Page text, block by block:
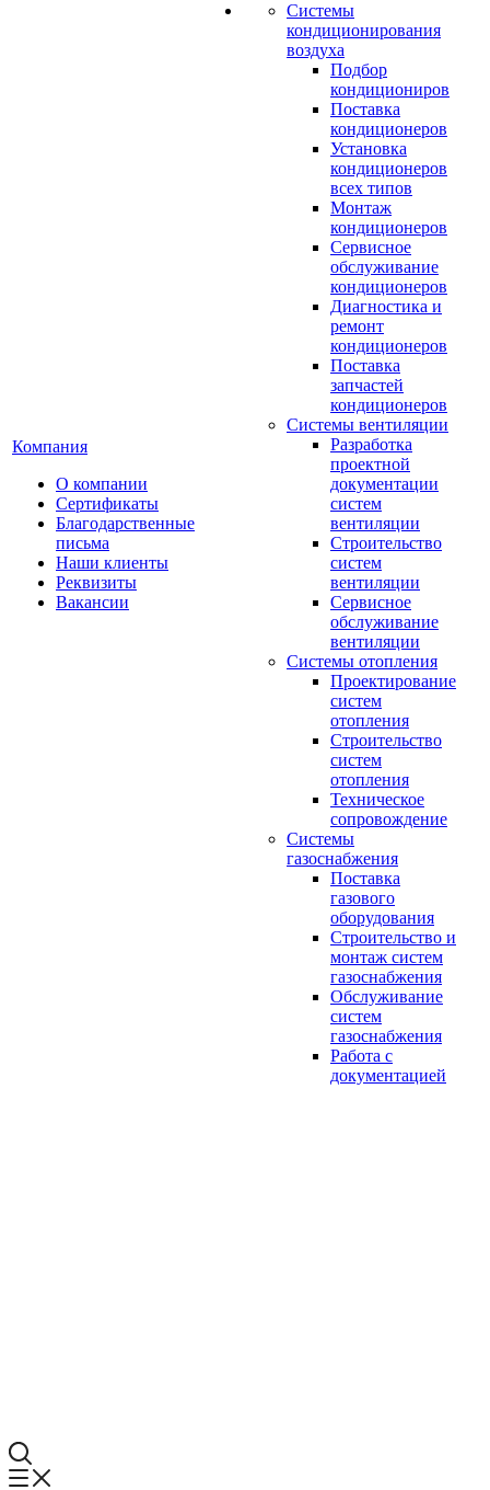
Компания
О компании
Сертификаты
Благодарственные
письма
Наши клиенты
Реквизиты
Вакансии
Системы
кондиционирования
воздуха
Подбор
кондициониров
Поставка
кондиционеров
Установка
кондиционеров
всех типов
Монтаж
кондиционеров
Сервисное
обслуживание
кондиционеров
Диагностика и
ремонт
кондиционеров
Поставка
запчастей
кондиционеров
Системы вентиляции
Разработка
проектной
документации
систем
вентиляции
Строительство
систем
вентиляции
Сервисное
обслуживание
вентиляции
Системы отопления
Проектирование
систем
отопления
Строительство
систем
отопления
Техническое
сопровождение
Системы
газоснабжения
Поставка
газового
оборудования
Строительство и
монтаж систем
газоснабжения
Обслуживание
систем
газоснабжения
Работа с
документацией